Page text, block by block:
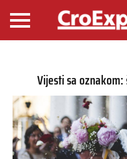
Vijesti sa